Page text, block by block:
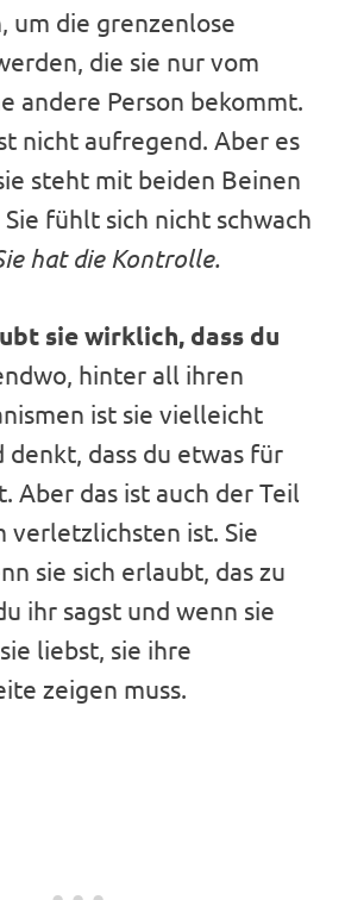
um die grenzenlose
die sie nur vom
andere Person bekommt.
nicht aufregend. Aber es
steht mit beiden Beinen
fühlt sich nicht schwach
hat die Kontrolle.
sie wirklich, dass du
hinter all ihren
ist sie vielleicht
dass du etwas für
Aber das ist auch der Teil
verletzlichsten ist. Sie
sie sich erlaubt, das zu
ihr sagst und wenn sie
liebst, sie ihre
zeigen muss.